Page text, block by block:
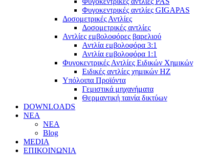
Φυγοκεντρικές αντλίες GIGAPAS
Δοσομετρικές Αντλίες
Δοσομετρικές αντλίες
Αντλίες εμβολοφόρες βαρελιού
Αντλία εμβολοφόρα 3:1
Αντλία εμβολοφόρα 1:1
Φυγοκεντρικές Αντλίες Ειδικών Χημικών
Ειδικές αντλίες χημικών ΗΖ
Υπόλοιπα Προϊόντα
Γεμιστικά μηχανήματα
Θερμαντική ταινία δικτύων
DOWNLOADS
ΝΕΑ
ΝΕΑ
Blog
MEDIA
ΕΠΙΚΟΙΝΩΝΙΑ